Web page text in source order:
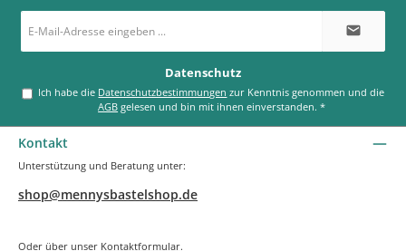
E-
Mail-
*
Datenschutz
Ich habe die Datenschutzbestimmungen
AGB gelesen und bin mit ihnen einverstanden.*
Kontakt
Unterstützung und Beratung unter:
shop@mennysbastelshop.de
Oder über unser Kontaktformular.